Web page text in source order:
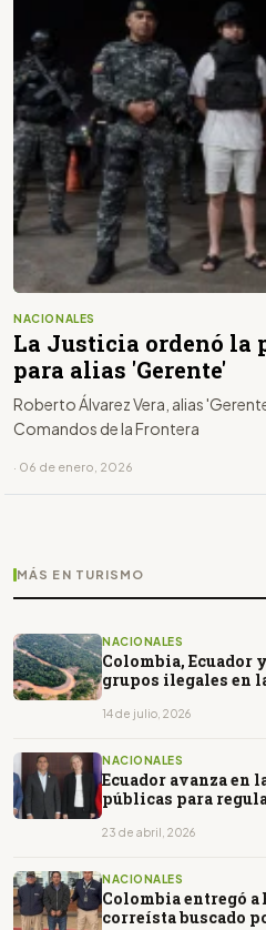
NACIONALES
La Justicia ordenó
para alias 'Gerente'
Roberto Álvarez Vera, alias
Comandos de la Frontera
· 06 de enero, 2026
MÁS EN TURISMO
NACIONALES
Colombia, Ecuador
grupos ilegales en
14 de julio, 2026
NACIONALES
Ecuador avanza en
públicas para
23 de abril, 2026
NACIONALES
Colombia entregó a
correísta buscado